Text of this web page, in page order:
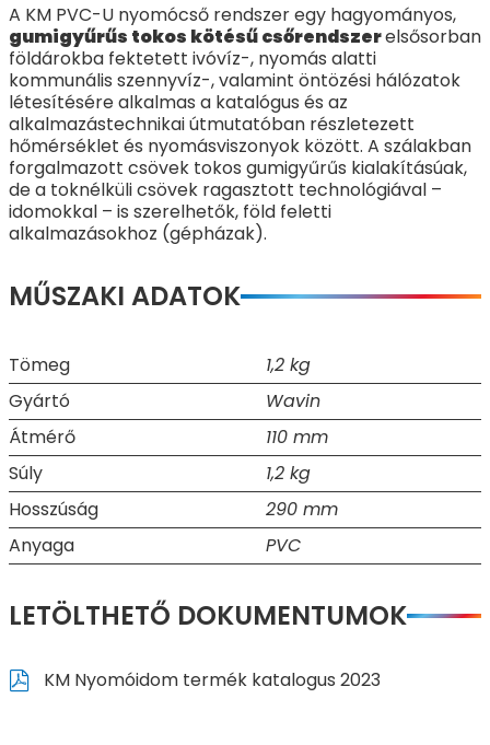
A KM PVC-U nyomócső rendszer egy hagyományos,
gumigyűrűs tokos kötésű csőrendszerelsősorban
földárokba fektetett ivóvíz-, nyomás alatti
kommunális szennyvíz-, valamint öntözési hálózatok
létesítésére alkalmas a katalógus és az
alkalmazástechnikai útmutatóban részletezett
hőmérséklet és nyomásviszonyok között. A szálakban
forgalmazott csövek tokos gumigyűrűs kialakításúak,
de a toknélküli csövek ragasztott technológiával –
idomokkal – is szerelhetők, föld feletti
alkalmazásokhoz (gépházak).
MŰSZAKI ADATOK
Tömeg
1,2 kg
Gyártó
Wavin
Átmérő
110 mm
Súly
1,2 kg
Hosszúság
290 mm
Anyaga
PVC
LETÖLTHETŐ DOKUMENTUMOK
KM Nyomóidom termék katalogus 2023